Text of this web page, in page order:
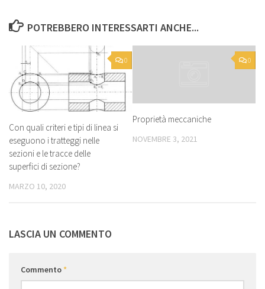
POTREBBERO INTERESSARTI ANCHE...
0
Con quali criteri e tipi di linea si
eseguono i tratteggi nelle
sezioni e le tracce delle
superfici di sezione?
MARZO 10, 2020
0
Proprietà meccaniche
NOVEMBRE 3, 2021
LASCIA UN COMMENTO
Commento*